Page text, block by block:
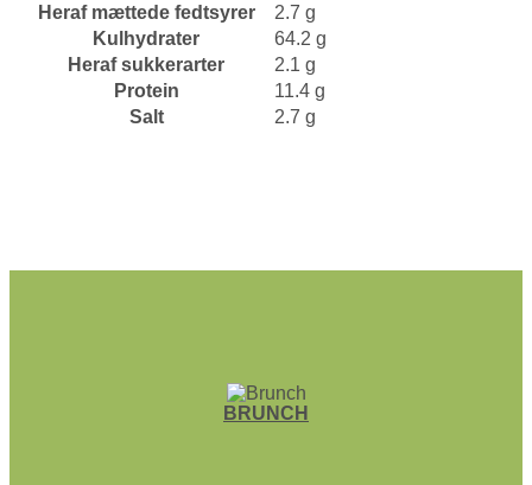
Heraf mættede fedtsyrer
2.7 g
Kulhydrater
64.2 g
Heraf sukkerarter
2.1 g
Protein
11.4 g
Salt
2.7 g
BRUNCH